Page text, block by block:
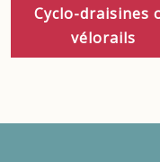
Cyclo-draisines
vélorails